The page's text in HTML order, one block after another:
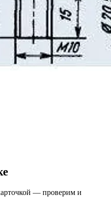
— проверим и